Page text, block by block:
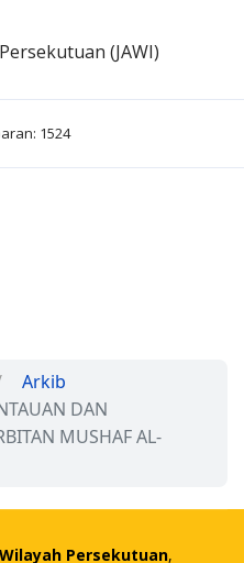
(JAWI)
1524
Arkib
DAN
MUSHAF AL-
Persekutuan,